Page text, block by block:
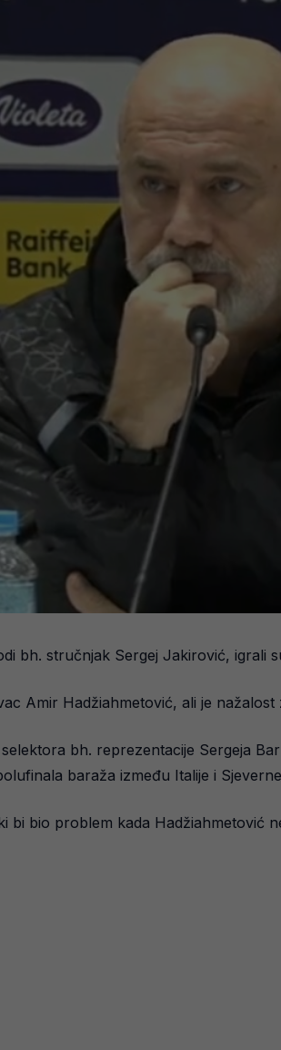
bh. stručnjak Sergej Jakirović, igrali
Amir Hadžiahmetović, ali je
bh. reprezentacije Sergeja
baraža između Italije i
bi bio problem kada Hadžiahmetović